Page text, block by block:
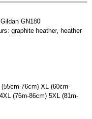
GN180
graphite heather, heather
76cm) XL (60cm-
(76m-86cm) 5XL (81m-